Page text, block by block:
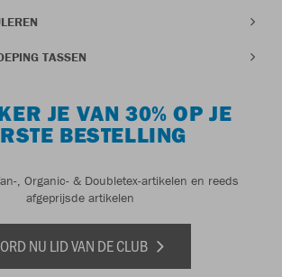
TASSEN
JE VAN 30% OP JE
BESTELLING
, Organic- & Doubletex-artikelen en reeds
afgeprijsde artikelen
NU LID VAN DE CLUB